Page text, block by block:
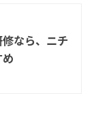
なら、ニチ